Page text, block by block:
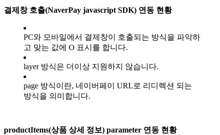
결제창 호출(NaverPay javascript SDK) 연동 현황
PC와 모바일에서 결제창이 호출되는 방식을 파악하
고 맞는 값에 O 표시를 합니다.
layer 방식은 더이상 지원하지 않습니다.
page 방식이란, 네이버페이 URL로 리디렉션 되는
방식을 의미합니다.
productItems(상품 상세 정보) parameter 연동 현황